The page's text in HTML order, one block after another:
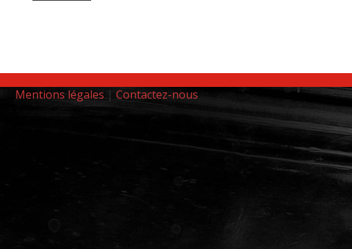
Mentions légales | Contactez-nous